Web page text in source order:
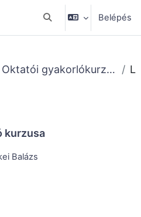
Keresési bemeneti
Belépés
Oktatói gyakorlókurzusok (Moodle képzés 2024. aug.-szept.)
kurzusa
Balázs